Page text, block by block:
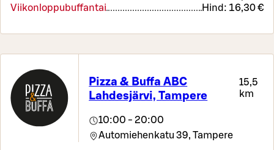
Viikonloppubuffantai
Hind: 16,30 €
Pizza & Buffa ABC
Lahdesjärvi, Tampere
15,5
km
10:00 - 20:00
Automiehenkatu 39, Tampere